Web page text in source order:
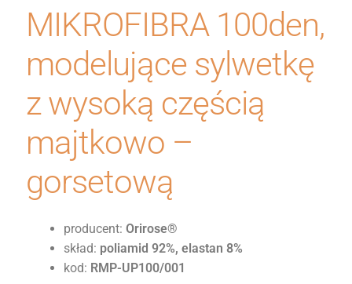
MIKROFIBRA 100den,
modelujące sylwetkę
z wysoką częścią
majtkowo –
gorsetową
producent: Orirose®
skład: poliamid 92%, elastan 8%
kod: RMP-UP100/001